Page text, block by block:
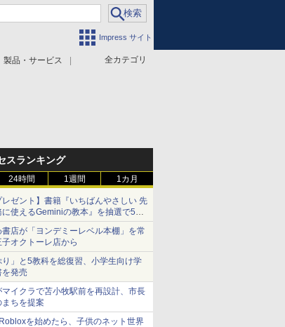
Impress サイト
全カテゴリ
製品・サービス
スランキング
24時間 1週間 1カ月
レゼント】書籍『いちばんやさしい 先
に使えるGeminiの教本』を抽選で5名
ゼント ――応募締切は2026年8月12
まで
書店が「ヨンデミーレベル本棚」を常
オクトーレ店から
り」と5教科を総復習、小学生向け学
を発売
マイクラで苫小牧駅前を再設計、市長
まちを提案
を始めたら、子供のネット世界